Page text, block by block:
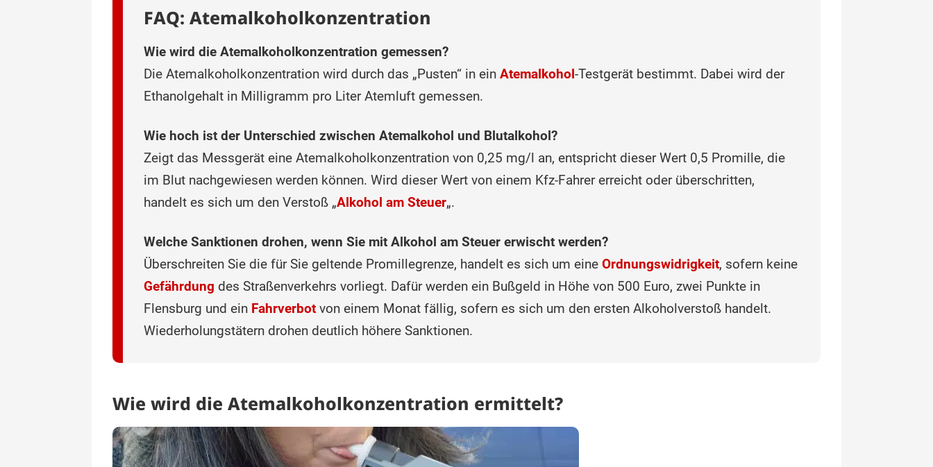
FAQ: Atemalkoholkonzentration
Wie wird die Atemalkoholkonzentration gemessen?
Die Atemalkoholkonzentration wird durch das „Pusten“ in ein Atemalkohol-Testgerät bestimmt. Dabei wird der
Ethanolgehalt in Milligramm pro Liter Atemluft gemessen.
Wie hoch ist der Unterschied zwischen Atemalkohol und Blutalkohol?
Zeigt das Messgerät eine Atemalkoholkonzentration von 0,25 mg/l an, entspricht dieser Wert 0,5 Promille, die
im Blut nachgewiesen werden können. Wird dieser Wert von einem Kfz-Fahrer erreicht oder überschritten,
handelt es sich um den Verstoß „Alkohol am Steuer„.
Welche Sanktionen drohen, wenn Sie mit Alkohol am Steuer erwischt werden?
Überschreiten Sie die für Sie geltende Promillegrenze, handelt es sich um eine Ordnungswidrigkeit, sofern keine
Gefährdung des Straßenverkehrs vorliegt. Dafür werden ein Bußgeld in Höhe von 500 Euro, zwei Punkte in
Flensburg und ein Fahrverbot von einem Monat fällig, sofern es sich um den ersten Alkoholverstoß handelt.
Wiederholungstätern drohen deutlich höhere Sanktionen.
Wie wird die Atemalkoholkonzentration ermittelt?